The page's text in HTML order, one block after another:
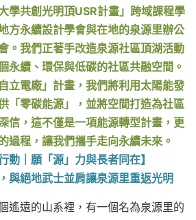
學共創光明頂USR計畫」跨域課程學
方永續設計學會與在地的泉源里辦公
。 我們正著手改造泉源社區頂湖活動
永續、環保與低碳的社區共融空間。
立電廠」計畫，我們將利用太陽能發
「零碳能源」，並將空間打造為社區
信，這不僅是一項能源轉型計畫，更
過程，讓我們攜手走向永續未來。
動｜願「源」力與長者同在】
與絕地武士並肩讓泉源里重返光明
遙遠的山系裡，有一個名為泉源里的